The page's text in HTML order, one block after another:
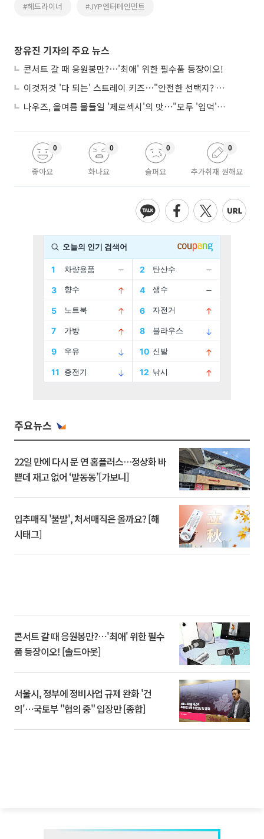
#헤드라이너 #JYP엔터테인먼트
장유진 기자의 주요 뉴스
콘서트 갈 때 응원봉만?⋯'최애' 위한 필수품 등장이오!
이것저것 '다 되는' 스트레이 키즈⋯"안전한 선택지? 도전이 재밌죠"
나우즈, 올여름 물들일 '제로섹시'의 맛⋯"모두 '입덕'시킬 것"
좋아요
0
화나요
0
슬퍼요
0
추가취재 원해요
0
주요뉴스
22일 만에 다시 문 연 홈플러스…정상화 바
쁜데 재고 없어 ‘발동동’[가보니]
입추매직 '불발', 처서매직은 올까요? [해
시태그]
콘서트 갈 때 응원봉만?⋯'최애' 위한 필수
품 등장이오! [솔드아웃]
서울시, 정부에 정비사업 규제 완화 '건
의'⋯국토부 "협의 중" 입장만 [종합]